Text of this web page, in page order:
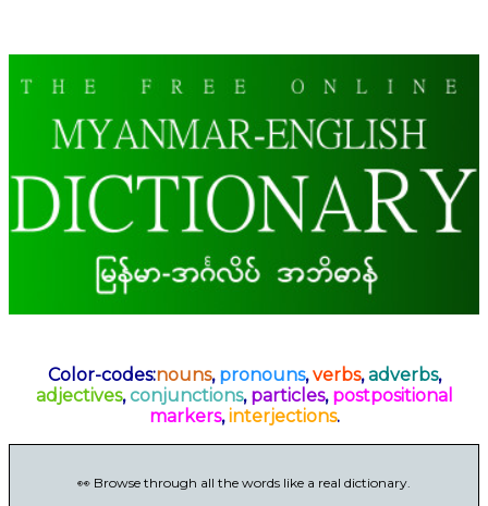
Color-codes:nouns, pronouns,verbs,adverbs,
adjectives,conjunctions, particles, postpositional
markers,interjections.
👀 Browse through all the words like a real dictionary.